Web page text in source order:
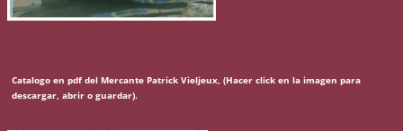
Catalogo en pdf del Mercante Patrick Vieljeux, (Hacer click en la imagen para
descargar, abrir o guardar).